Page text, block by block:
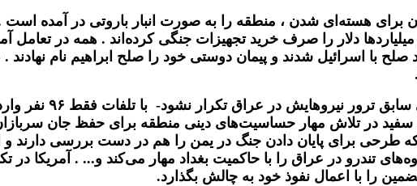
برای هسته‌ای شدن ، منطقه را به صورت انبار باروتی در آمده است
دلار را صرف خرید تجهیزات جنگی کرده‌اند . همه در تعامل
صلح با اسرائیل شدند و پیمان دوستی خود را صلح ابراهیم نام
سیاست آمریکا
سفید در تلاش مهار حساسیت‌های دینی منطقه برای حفظ جان
طرحی برای پایان دادن جنگ در یمن را هم در دست بررسی دارند و
تندرو در عراق را با حاکمیت بغداد مهار می‌کند و... . آمریکا
را با اعمال نفوذ خود به چالش بگذارد.